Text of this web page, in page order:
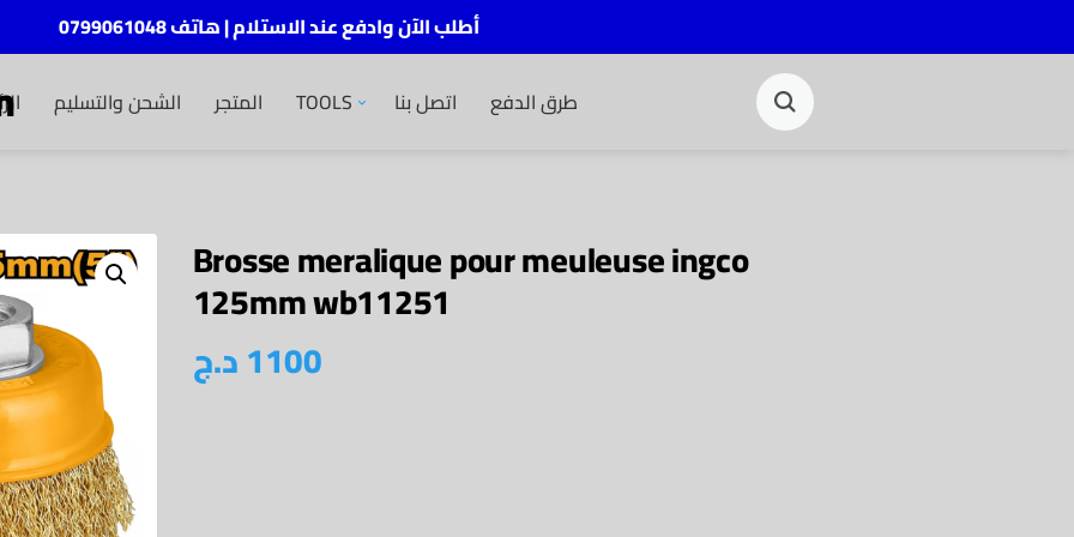
أطلب الآن وادفع عند الاستلام | هاتف 0799061048
الشحن والتسليم المتجر TOOLS اتصل بنا طرق الدفع
Brosse meralique pour meuleuse ingco
125mm wb11251
1100د.ج